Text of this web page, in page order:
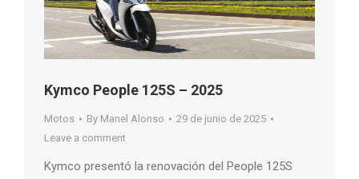
Kymco People 125S – 2025
Motos By Manel Alonso
29 de junio de 2025
Leave a comment
Kymco presentó la renovación del People 125S